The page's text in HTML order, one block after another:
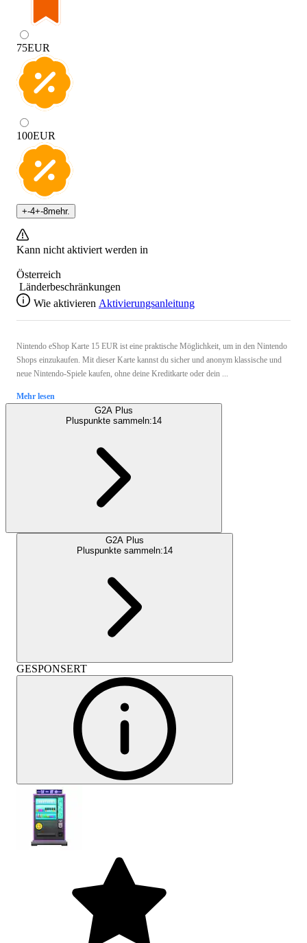
75EUR
100EUR
+-4+-8mehr.
Kann nicht aktiviert werden in
Österreich
Länderbeschränkungen
Wie aktivieren Aktivierungsanleitung
Nintendo eShop Karte 15 EUR ist eine praktische Möglichkeit, um in den Nintendo
Shops einzukaufen. Mit dieser Karte kannst du sicher und anonym klassische und
neue Nintendo-Spiele kaufen, ohne deine Kreditkarte oder dein ...
Mehr lesen
G2A Plus
Pluspunkte sammeln:14
G2A Plus
Pluspunkte sammeln:14
GESPONSERT